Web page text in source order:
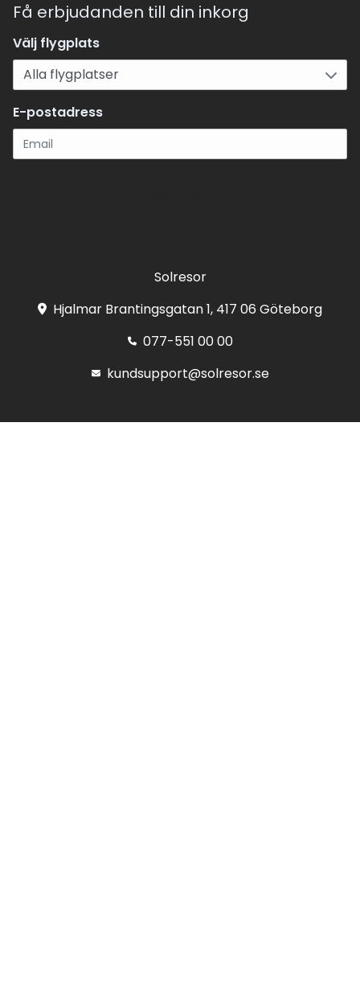
Få erbjudanden till din inkorg
Välj flygplats
E-postadress
Solresor
Hjalmar Brantingsgatan 1, 417 06 Göteborg
077-551 00 00
kundsupport@solresor.se